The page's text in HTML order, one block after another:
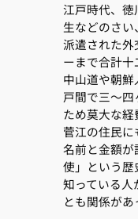
江戸時代、
生などのさ
派遣された
ーまで合計十
中山道や朝
戸間で三〜
ため莫大な
菅江の住民
名前と金額
使」という
知っている人
とも関係があ